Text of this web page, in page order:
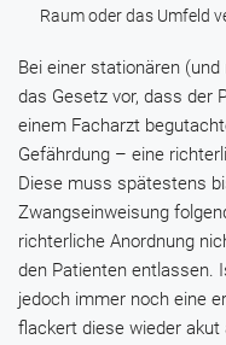
Raum oder das Umfeld
Bei einer stationären
das Gesetz vor, dass der
einem Facharzt
Gefährdung – eine
Diese muss spätestens
Zwangseinweisung
richterliche Anordnung
den Patienten entlassen.
jedoch immer noch eine
flackert diese wieder akut